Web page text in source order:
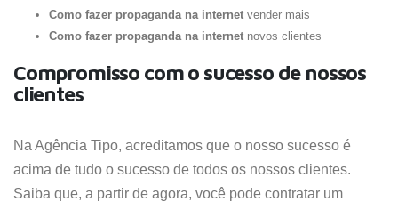
Como fazer propaganda na internet vender mais
Como fazer propaganda na internet novos clientes
Compromisso com o sucesso de nossos
clientes
Na Agência Tipo, acreditamos que o nosso sucesso é
acima de tudo o sucesso de todos os nossos clientes.
Saiba que, a partir de agora, você pode contratar um